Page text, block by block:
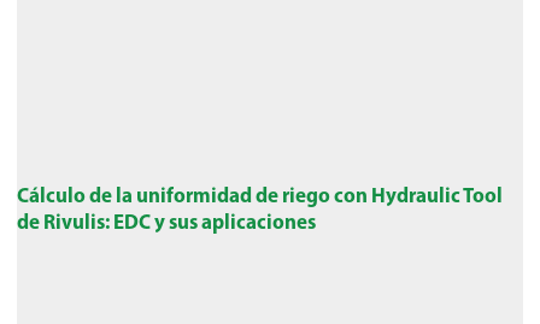
Cálculo de la uniformidad de riego con Hydraulic Tool
de Rivulis: EDC y sus aplicaciones